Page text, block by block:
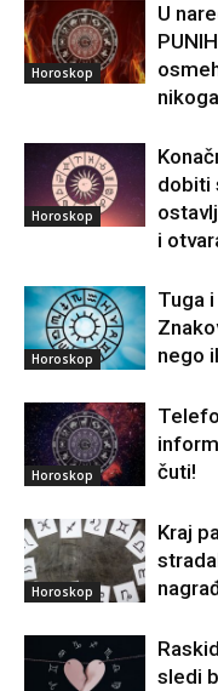
Horoskop
U
Horoskop
dobiti
i
Horoskop
Tuga
nego
Horoskop
čuti!
Horoskop
Kraj
sledi